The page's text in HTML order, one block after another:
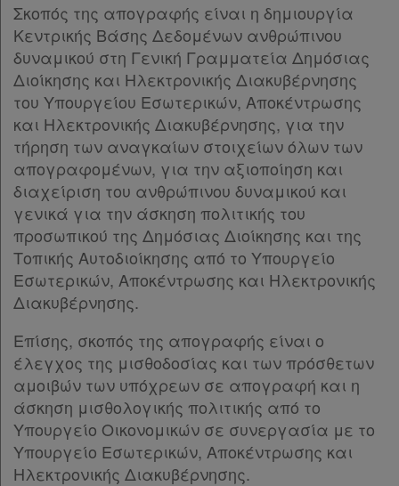
Ενεργοί
συνδρομητές
Τα
αγαπημένα
μου
Οι
σημειώσεις
μου
Ψάχνω
και
δε
βρίσκω
Σκοπός της απογραφής είναι η δημιουργία
Κεντρικής Βάσης Δεδομένων ανθρώπινου
δυναμικού στη Γενική Γραμματεία Δημόσιας
Διοίκησης και Ηλεκτρονικής Διακυβέρνησης
του Υπουργείου Εσωτερικών, Αποκέντρωσης
και Ηλεκτρονικής Διακυβέρνησης, για την
τήρηση των αναγκαίων στοιχείων όλων των
απογραφομένων, για την αξιοποίηση και
διαχείριση του ανθρώπινου δυναμικού και
γενικά για την άσκηση πολιτικής του
προσωπικού της Δημόσιας Διοίκησης και της
Τοπικής Αυτοδιοίκησης από το Υπουργείο
Εσωτερικών, Αποκέντρωσης και Ηλεκτρονικής
Διακυβέρνησης.
Επίσης, σκοπός της απογραφής είναι ο
έλεγχος της μισθοδοσίας και των πρόσθετων
αμοιβών των υπόχρεων σε απογραφή και η
άσκηση μισθολογικής πολιτικής από το
Υπουργείο Οικονομικών σε συνεργασία με το
Υπουργείο Εσωτερικών, Αποκέντρωσης και
Ηλεκτρονικής Διακυβέρνησης.